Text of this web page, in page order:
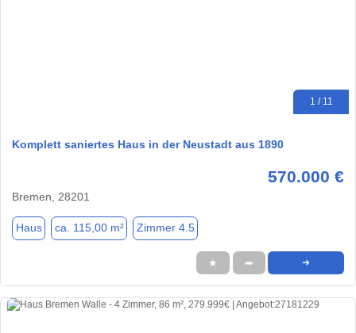
1 / 11
Komplett saniertes Haus in der Neustadt aus 1890
570.000 €
Bremen, 28201
Haus ca. 115,00 m² Zimmer 4.5
★ ➦ ➜